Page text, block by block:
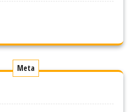
Meta